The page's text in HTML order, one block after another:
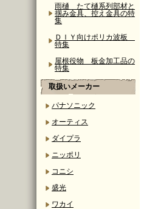
雨樋 たて樋系列部材と
掴み金具、控え金具の特
集
ＤＩＹ向けポリカ波板
特集
屋根役物 板金加工品の
特集
取扱いメーカー
パナソニック
オーティス
ダイプラ
ニッポリ
コニシ
盛光
ワカイ